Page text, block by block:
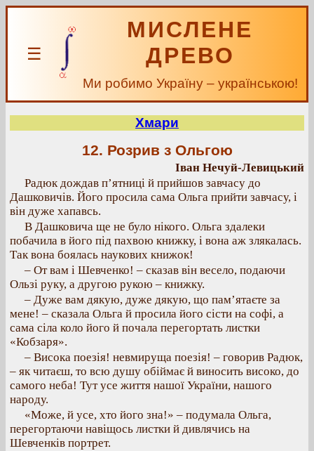
☰
МИСЛЕНЕ
ДРЕВО
Ми робимо Україну – українською!
Хмари
12. Розрив з Ольгою
Іван Нечуй-Левицький
Радюк дождав п’ятниці й прийшов завчасу до
Дашковичів. Його просила сама Ольга прийти завчасу, і
він дуже хапавсь.
В Дашковича ще не було нікого. Ольга здалеки
побачила в його під пахвою книжку, і вона аж злякалась.
Так вона боялась наукових книжок!
– От вам і Шевченко! – сказав він весело, подаючи
Ользі руку, а другою рукою – книжку.
– Дуже вам дякую, дуже дякую, що пам’ятаєте за
мене! – сказала Ольга й просила його сісти на софі, а
сама сіла коло його й почала перегортать листки
«Кобзаря».
– Висока поезія! невмируща поезія! – говорив Радюк,
– як читаєш, то всю душу обіймає й виносить високо, до
самого неба! Тут усе життя нашої України, нашого
народу.
«Може, й усе, хто його зна!» – подумала Ольга,
перегортаючи навіщось листки й дивлячись на
Шевченків портрет.